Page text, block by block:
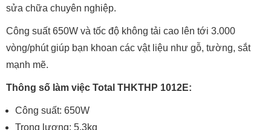
sửa chữa chuyên nghiệp.
Công suất 650W và tốc độ không tải cao lên tới 3.000
vòng/phút giúp bạn khoan các vật liệu như gỗ, tường, sắt
mạnh mẽ.
Thông số làm việc Total THKTHP 1012E:
Công suất: 650W
Trọng lượng: 5.3kg